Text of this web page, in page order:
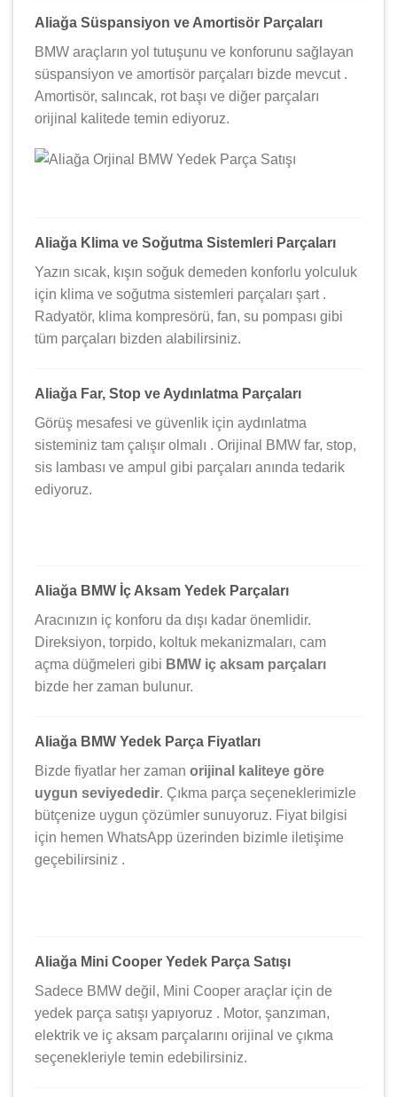
Aliağa Süspansiyon ve Amortisör Parçaları
BMW araçların yol tutuşunu ve konforunu sağlayan
süspansiyon ve amortisör parçaları bizde mevcut .
Amortisör, salıncak, rot başı ve diğer parçaları
orijinal kalitede temin ediyoruz.
Aliağa Klima ve Soğutma Sistemleri Parçaları
Yazın sıcak, kışın soğuk demeden konforlu yolculuk
için klima ve soğutma sistemleri parçaları şart ️.
Radyatör, klima kompresörü, fan, su pompası gibi
tüm parçaları bizden alabilirsiniz.
Aliağa Far, Stop ve Aydınlatma Parçaları
Görüş mesafesi ve güvenlik için aydınlatma
sisteminiz tam çalışır olmalı . Orijinal BMW far, stop,
sis lambası ve ampul gibi parçaları anında tedarik
ediyoruz.
Aliağa BMW İç Aksam Yedek Parçaları
Aracınızın iç konforu da dışı kadar önemlidir.
Direksiyon, torpido, koltuk mekanizmaları, cam
açma düğmeleri gibi BMW iç aksam parçaları
bizde her zaman bulunur.
Aliağa BMW Yedek Parça Fiyatları
Bizde fiyatlar her zaman orijinal kaliteye göre
uygun seviyededir. Çıkma parça seçeneklerimizle
bütçenize uygun çözümler sunuyoruz. Fiyat bilgisi
için hemen WhatsApp üzerinden bizimle iletişime
geçebilirsiniz .
Aliağa Mini Cooper Yedek Parça Satışı
Sadece BMW değil, Mini Cooper araçlar için de
yedek parça satışı yapıyoruz . Motor, şanzıman,
elektrik ve iç aksam parçalarını orijinal ve çıkma
seçenekleriyle temin edebilirsiniz.